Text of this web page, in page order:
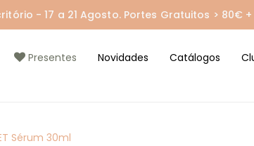
- 17 a 21 Agosto. Portes Gratuitos > 80€
Presentes Novidades Catálogos
Sérum 30ml